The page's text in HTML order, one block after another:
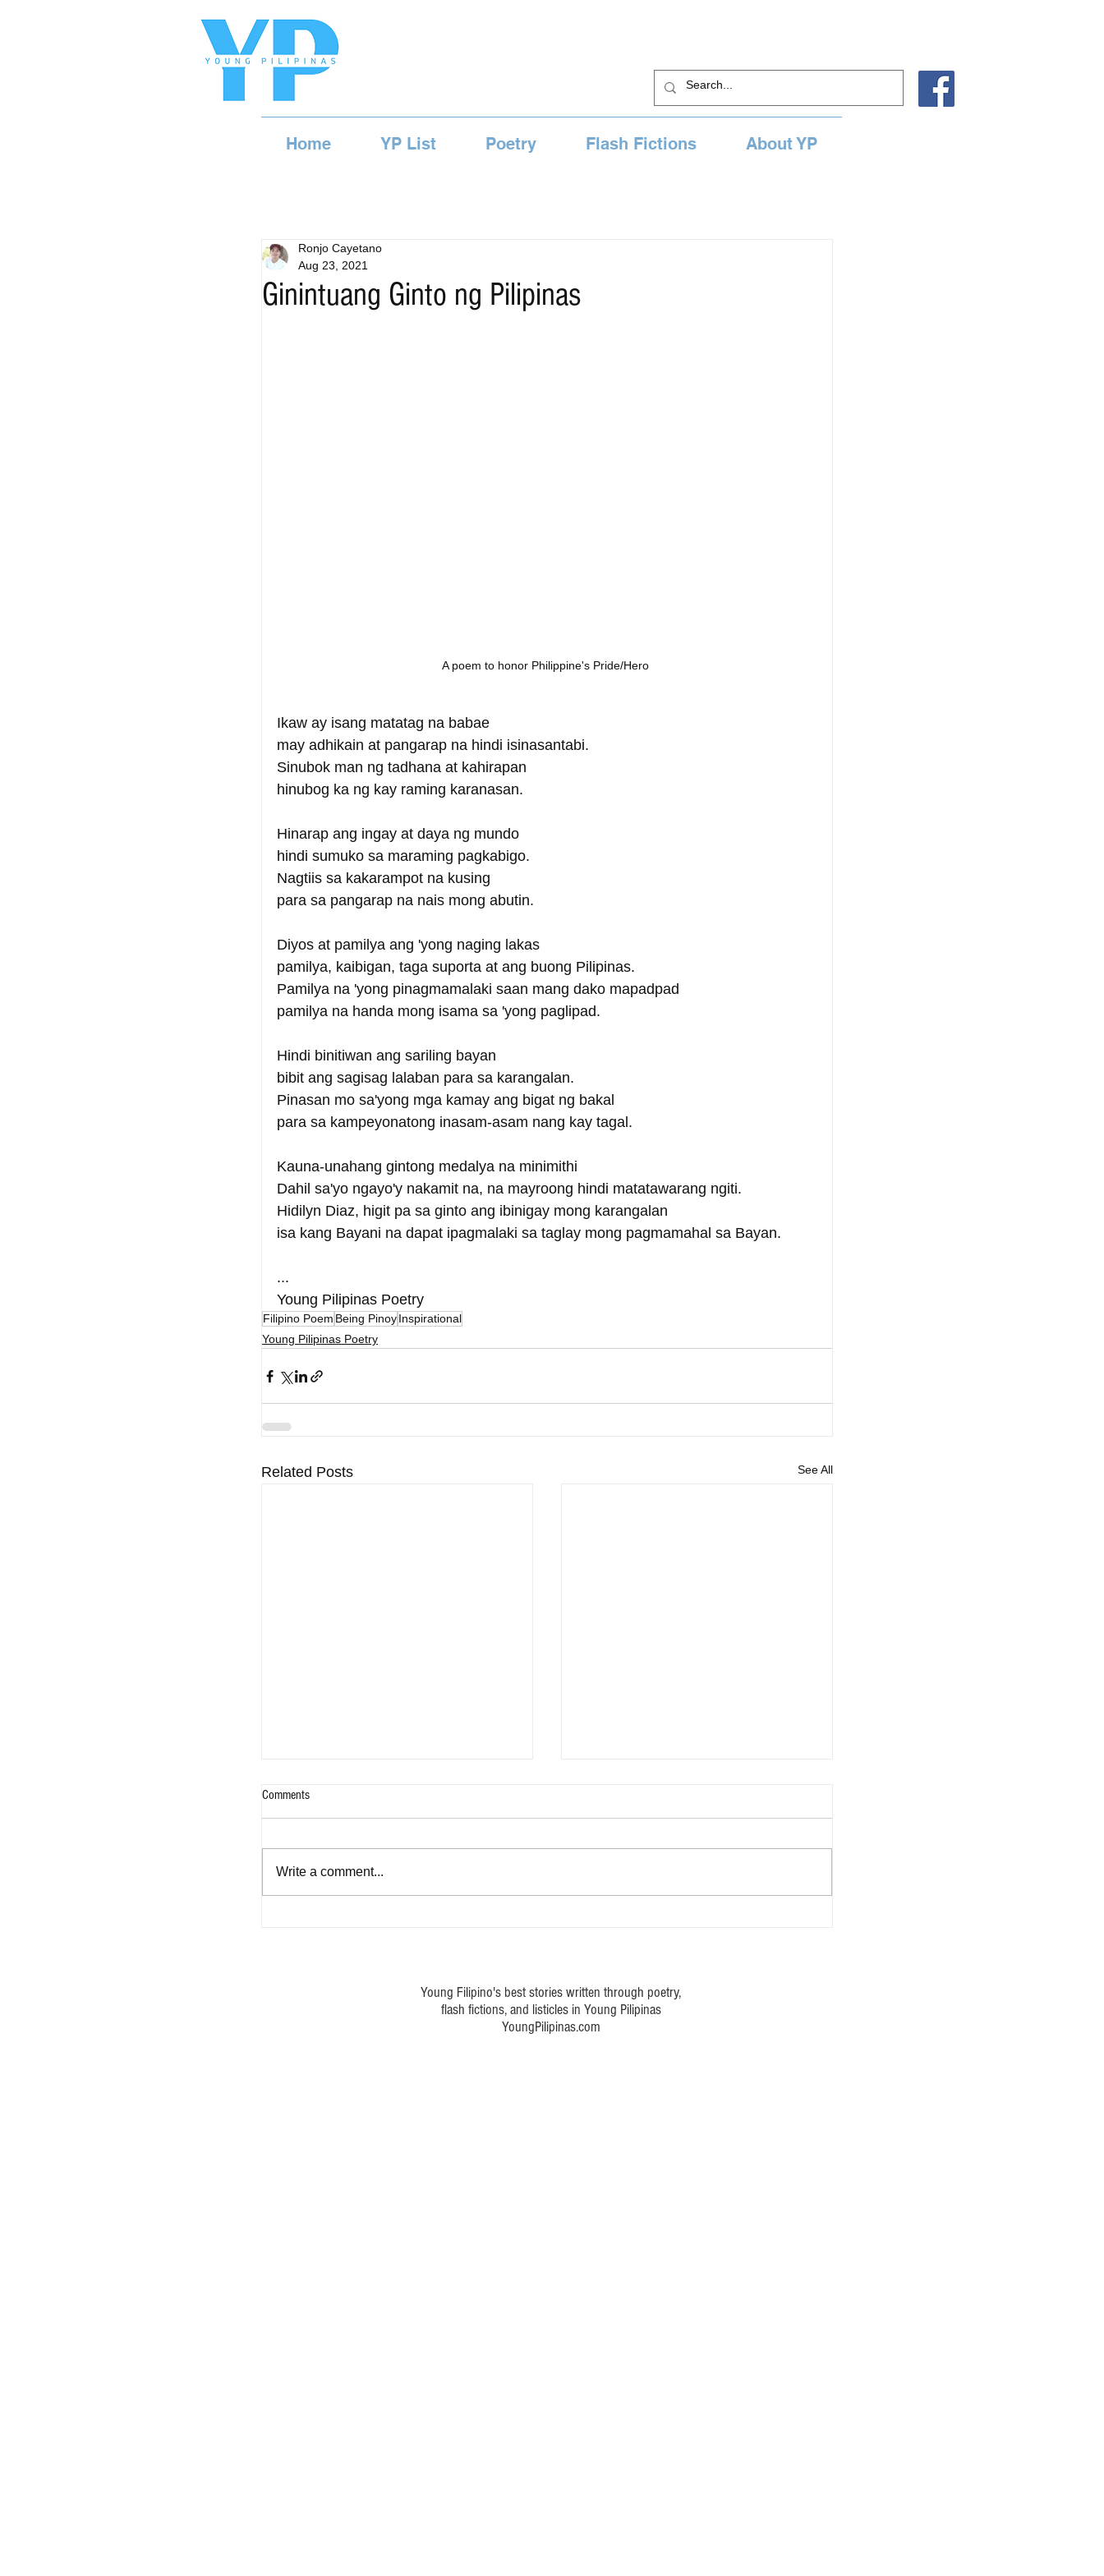
Home YP List Poetry Flash Fictions About YP
Ginintuang Ginto ng Pilipinas
Ronjo Cayetano
Aug 23, 2021
A poem to honor Philippine's Pride/Hero
Ikaw ay isang matatag na babae
may adhikain at pangarap na hindi isinasantabi.
Sinubok man ng tadhana at kahirapan
hinubog ka ng kay raming karanasan.
Hinarap ang ingay at daya ng mundo
hindi sumuko sa maraming pagkabigo.
Nagtiis sa kakarampot na kusing
para sa pangarap na nais mong abutin.
Diyos at pamilya ang 'yong naging lakas
pamilya, kaibigan, taga suporta at ang buong Pilipinas.
Pamilya na 'yong pinagmamalaki saan mang dako mapadpad
pamilya na handa mong isama sa 'yong paglipad.
Hindi binitiwan ang sariling bayan
bibit ang sagisag lalaban para sa karangalan.
Pinasan mo sa'yong mga kamay ang bigat ng bakal
para sa kampeyonatong inasam-asam nang kay tagal.
Kauna-unahang gintong medalya na minimithi
Dahil sa'yo ngayo'y nakamit na, na mayroong hindi matatawarang ngiti.
Hidilyn Diaz, higit pa sa ginto ang ibinigay mong karangalan
isa kang Bayani na dapat ipagmalaki sa taglay mong pagmamahal sa Bayan.
...
Young Pilipinas Poetry
Filipino Poem Being PinoyInspirational
Young Pilipinas Poetry
Related Posts See All
Comments
Write a comment...
Young Filipino's best stories written through poetry,
flash fictions, and listicles in Young Pilipinas
YoungPilipinas.com